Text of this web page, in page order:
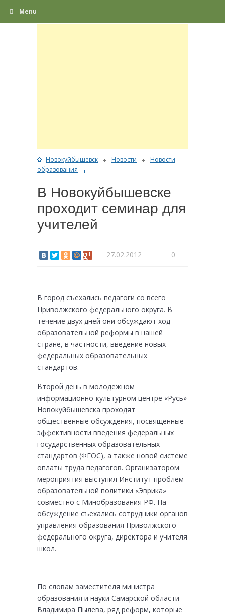
Menu
Новокуйбышевск Новости
Новости
образования
В Новокуйбышевске
проходит семинар для
учителей
27.02.2012 0
В город съехались педагоги со всего
Приволжского федерального округа. В
течение двух дней они обсуждают ход
образовательной реформы в нашей
стране, в частности, введение новых
федеральных образовательных
стандартов.
Второй день в молодежном
информационно-культурном центре «Русь»
Новокуйбышевска проходят
общественные обсуждения, посвященные
эффективности введения федеральных
государственных образовательных
стандартов (ФГОС), а также новой системе
оплаты труда педагогов. Организатором
мероприятия выступил Институт проблем
образовательной политики «Эврика»
совместно с Минобразования РФ. На
обсуждение съехались сотрудники органов
управления образования Приволжского
федерального округа, директора и учителя
школ.
По словам заместителя министра
образования и науки Самарской области
Владимира Пылева, ряд реформ, которые